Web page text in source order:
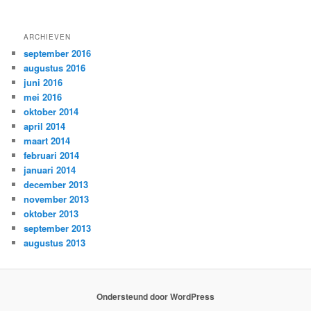
ARCHIEVEN
september 2016
augustus 2016
juni 2016
mei 2016
oktober 2014
april 2014
maart 2014
februari 2014
januari 2014
december 2013
november 2013
oktober 2013
september 2013
augustus 2013
Ondersteund door WordPress